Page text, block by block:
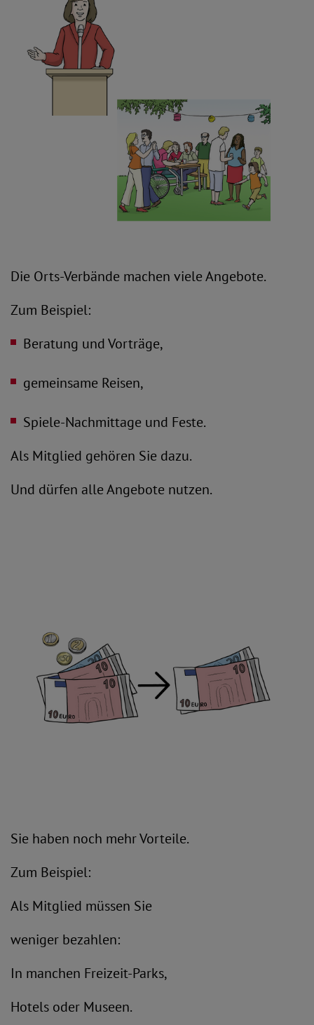
Die Orts-Verbände machen viele Angebote.
Zum Beispiel:
Beratung und Vorträge,
gemeinsame Reisen,
Spiele-Nachmittage und Feste.
Als Mitglied gehören Sie dazu.
Und dürfen alle Angebote nutzen.
Sie haben noch mehr Vorteile.
Zum Beispiel:
Als Mitglied müssen Sie
weniger bezahlen:
In manchen Freizeit-Parks,
Hotels oder Museen.